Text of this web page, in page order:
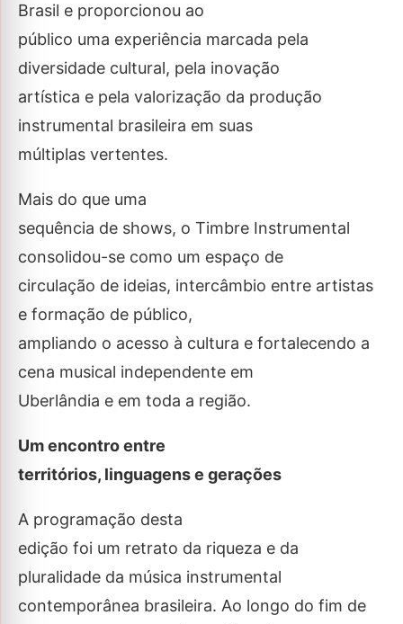
Brasil e proporcionou ao
público uma experiência marcada pela
diversidade cultural, pela inovação
artística e pela valorização da produção
instrumental brasileira em suas
múltiplas vertentes.
Mais do que uma
sequência de shows, o Timbre Instrumental
consolidou-se como um espaço de
circulação de ideias, intercâmbio entre artistas
e formação de público,
ampliando o acesso à cultura e fortalecendo a
cena musical independente em
Uberlândia e em toda a região.
Um encontro entre
territórios, linguagens e gerações
A programação desta
edição foi um retrato da riqueza e da
pluralidade da música instrumental
contemporânea brasileira. Ao longo do fim de